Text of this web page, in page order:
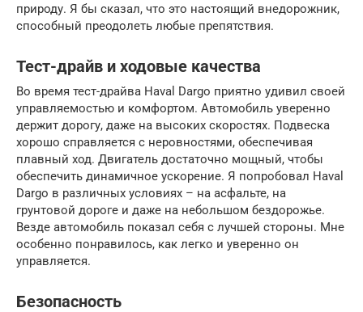
природу. Я бы сказал, что это настоящий внедорожник,
способный преодолеть любые препятствия.
Тест-драйв и ходовые качества
Во время тест-драйва Haval Dargo приятно удивил своей
управляемостью и комфортом. Автомобиль уверенно
держит дорогу, даже на высоких скоростях. Подвеска
хорошо справляется с неровностями, обеспечивая
плавный ход. Двигатель достаточно мощный, чтобы
обеспечить динамичное ускорение. Я попробовал Haval
Dargo в различных условиях – на асфальте, на
грунтовой дороге и даже на небольшом бездорожье.
Везде автомобиль показал себя с лучшей стороны. Мне
особенно понравилось, как легко и уверенно он
управляется.
Безопасность